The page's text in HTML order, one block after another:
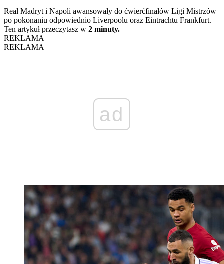
Real Madryt i Napoli awansowały do ćwierćfinałów Ligi Mistrzów
po pokonaniu odpowiednio Liverpoolu oraz Eintrachtu Frankfurt.
Ten artykuł przeczytasz w 2 minuty.
REKLAMA
REKLAMA
ad